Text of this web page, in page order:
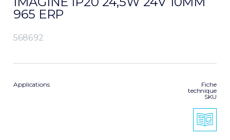
965 ERP
568692
Applications
Fiche
technique
SKU